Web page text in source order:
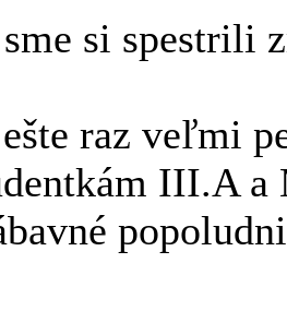
si spestrili
ešte raz veľmi
III.A